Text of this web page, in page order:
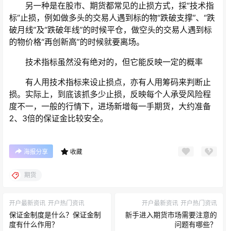
另一种是在股市、期货都常见的止损方式，採“技术指
标”止损，例如做多头的交易人遇到标的物“跌破支撑”、“跌
破月线”及“跌破年线”的时候平仓，做空头的交易人遇到标
的物价格“再创新高”的时候就要离场。
技术指标虽然没有绝对的，但它能反映一定的概率
有人用技术指标来设止损点，亦有人用筹码来判断止
损。实际上，到底该抓多少止损，反映每个人承受风险程
度不一，一般的行情下，进场新增每一手期货，大约准备
2、3倍的保证金比较安全。
海报分享 收藏
期货
开户最新资讯 开户热门资讯
保证金制度是什么？保证金制
度有什么作用？
开户最新资讯 开户热门资讯
新手进入期货市场需要注意的
问题有哪些？